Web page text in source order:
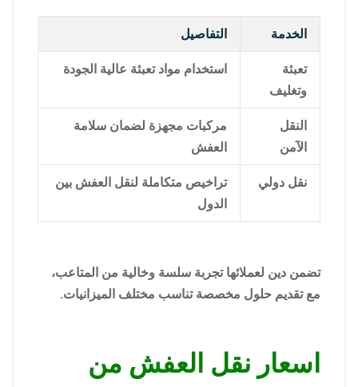
الخدمة التفاصيل
تعبئة
وتغليف
استخدام مواد تعبئة عالية الجودة
النقل
الآمن
مركبات مجهزة لضمان سلامة
العفش
نقل دولي
تراخيص متكاملة لنقل العفش بين
الدول
تضمن دين لعملائها تجربة سلسة وخالية من المتاعب،
مع تقديم حلول مخصصة تناسب مختلف الميزانيات.
اسعار نقل العفش من